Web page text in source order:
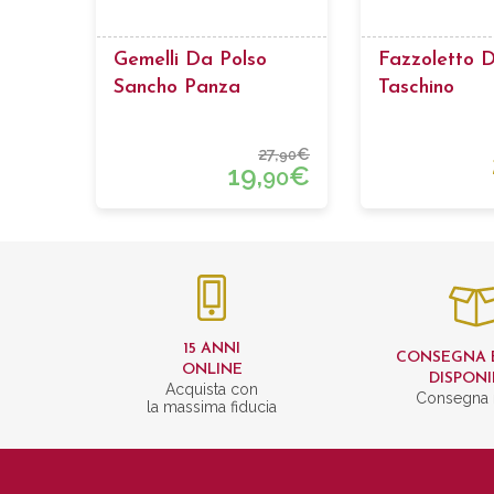
Gemelli Da Polso
Sancho Panza
27,90€
19,90€
Fazzoletto
Taschino
15 ANNI
ONLINE
Acquista con
la massima fiducia
CONSEGNA
Consegna